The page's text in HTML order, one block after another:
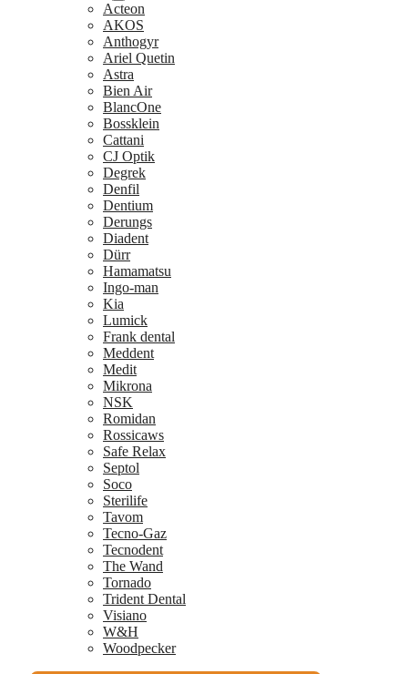
Acteon
AKOS
Anthogyr
Ariel Quetin
Astra
Bien Air
BlancOne
Bossklein
Cattani
CJ Optik
Degrek
Denfil
Dentium
Derungs
Diadent
Dürr
Hamamatsu
Ingo-man
Kia
Lumick
Frank dental
Meddent
Medit
Mikrona
NSK
Romidan
Rossicaws
Safe Relax
Septol
Soco
Sterilife
Tavom
Tecno-Gaz
Tecnodent
The Wand
Tornado
Trident Dental
Visiano
W&H
Woodpecker